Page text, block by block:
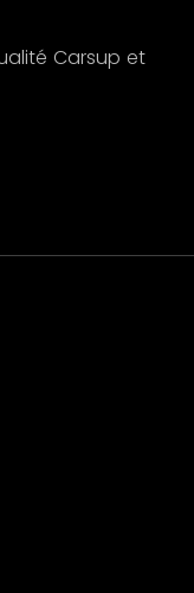
Carsup et